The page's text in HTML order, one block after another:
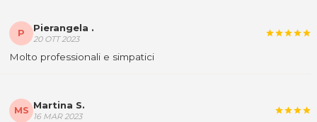
P Pierangela .
20 OTT 2023
starstarstarstarstar
Molto professionali e simpatici
MS Martina S.
16 MAR 2023
starstarstarstar